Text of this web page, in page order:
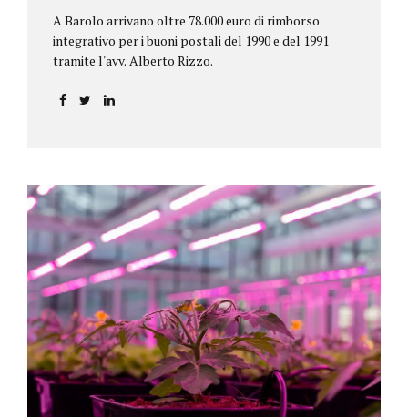
A Barolo arrivano oltre 78.000 euro di rimborso
integrativo per i buoni postali del 1990 e del 1991
tramite l'avv. Alberto Rizzo.